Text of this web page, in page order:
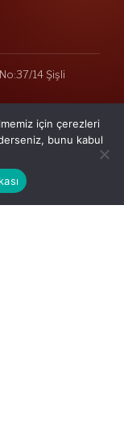
14 Şişli
için çerezleri
bunu kabul